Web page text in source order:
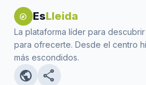
explore EsLleida
La plataforma líder para
para ofrecerte. Desde el centro
más escondidos.
public share